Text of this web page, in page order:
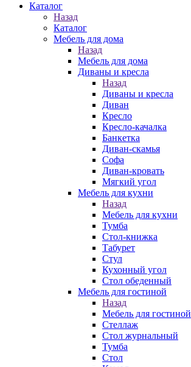
Каталог
Назад
Каталог
Мебель для дома
Назад
Мебель для дома
Диваны и кресла
Назад
Диваны и кресла
Диван
Кресло
Кресло-качалка
Банкетка
Диван-скамья
Софа
Диван-кровать
Мягкий угол
Мебель для кухни
Назад
Мебель для кухни
Тумба
Стол-книжка
Табурет
Стул
Кухонный угол
Стол обеденный
Мебель для гостиной
Назад
Мебель для гостиной
Стеллаж
Стол журнальный
Тумба
Стол